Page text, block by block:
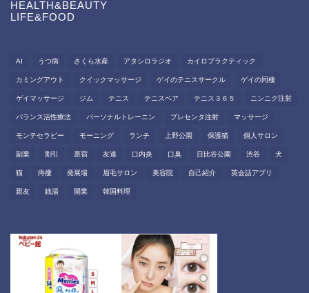
HEALTH&BEAUTY
LIFE&FOOD
AI うつ病 さくら水産 アタシロラジオ カイロプラクティック
カミングアウト クイックマッサージ ゲイのテニスサークル ゲイの同棲
ゲイマッサージ ジム テニス テニスベア テニス３６５ ニンニク注射
バランス活性療法 パーソナルトレーニン プレセンタ注射 マッサージ
モンテセラピー モーニング ランチ 上野公園 保護猫 個人サロン
副業 割引 原宿 友達 口内炎 口臭 日比谷公園 渋谷 犬
猫 痔瘻 発展場 眉毛サロン 美容院 自己紹介 英会話アプリ
親友 銭湯 開業 韓国料理